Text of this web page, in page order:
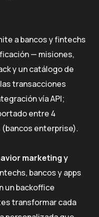
a bancos y fintechs
— misiones,
y un catálogo de
transacciones
vía API;
entre 4
enterprise).
marketing y
bancos y apps
un backoffice
transformar cada